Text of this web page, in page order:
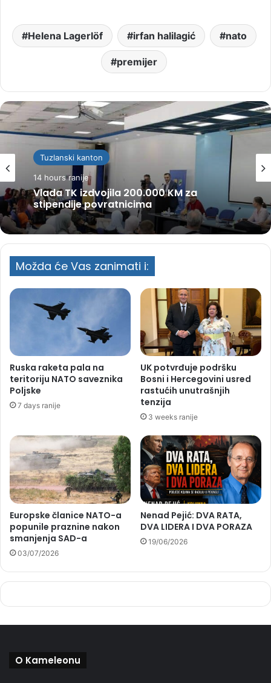
Helena Lagerlöf irfan halilagić nato
premijer
Tuzlanski kanton
14 hours ranije
Vlada TK izdvojila 200.000 KM za
stipendije povratnicima
Možda će Vas zanimati i:
Ruska raketa pala na
teritoriju NATO saveznika
Poljske
7 days ranije
UK potvrđuje podršku
Bosni i Hercegovini usred
rastućih unutrašnjih
tenzija
3 weeks ranije
Europske članice NATO-a
popunile praznine nakon
smanjenja SAD-a
03/07/2026
Nenad Pejić: DVA RATA,
DVA LIDERA I DVA PORAZA
19/06/2026
O Kameleonu